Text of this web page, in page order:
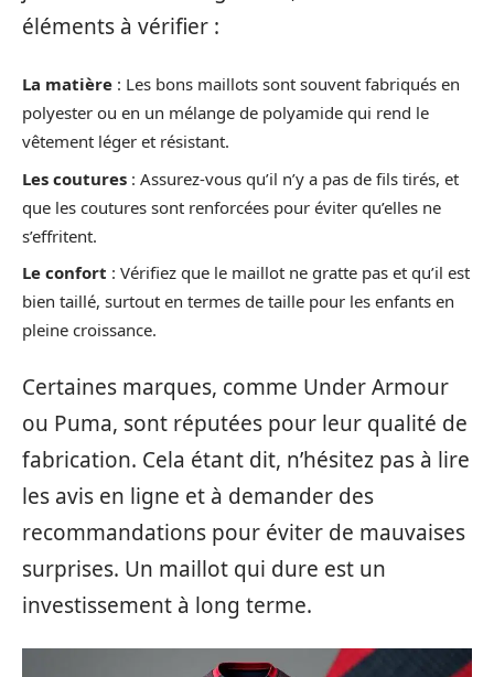
éléments à vérifier :
La matière : Les bons maillots sont souvent fabriqués en
polyester ou en un mélange de polyamide qui rend le
vêtement léger et résistant.
Les coutures : Assurez-vous qu’il n’y a pas de fils tirés, et
que les coutures sont renforcées pour éviter qu’elles ne
s’effritent.
Le confort : Vérifiez que le maillot ne gratte pas et qu’il est
bien taillé, surtout en termes de taille pour les enfants en
pleine croissance.
Certaines marques, comme Under Armour
ou Puma, sont réputées pour leur qualité de
fabrication. Cela étant dit, n’hésitez pas à lire
les avis en ligne et à demander des
recommandations pour éviter de mauvaises
surprises. Un maillot qui dure est un
investissement à long terme.